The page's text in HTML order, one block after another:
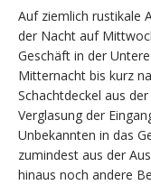
Auf ziemlich rustikale
der Nacht auf
Geschäft in der
Mitternacht bis kurz
Schachtdeckel aus
Verglasung der
Unbekannten in das
zumindest aus der
hinaus noch andere